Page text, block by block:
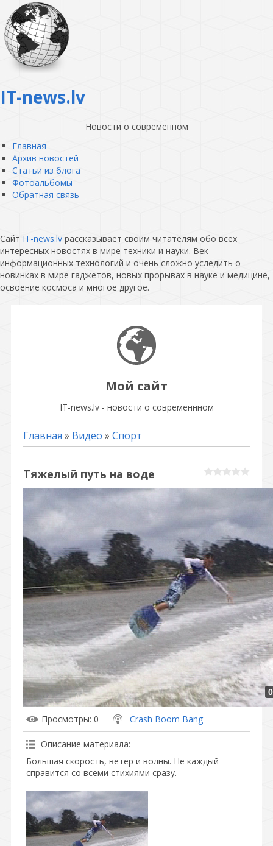
IT-news.lv
Новости о современном
Главная
Архив новостей
Статьи из блога
Фотоальбомы
Обратная связь
Сайт IT-news.lv рассказывает своим читателям обо всех
интересных новостях в мире техники и науки. Век
информационных технологий и очень сложно уследить о
новинках в мире гаджетов, новых прорывах в науке и медицине,
освоение космоса и многое другое.
Мой сайт
IT-news.lv - новости о современнном
Главная » Видео » Спорт
Тяжелый путь на воде
Просмотры: 0 Crash Boom Bang
Описание материала:
Большая скорость, ветер и волны. Не каждый
справится со всеми стихиями сразу.